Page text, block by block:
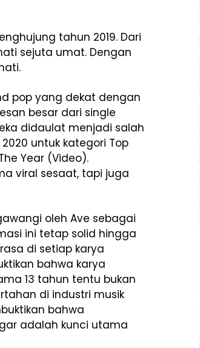
tahun 2019. Dari
sejuta umat. Dengan
pop yang dekat dengan
besar dari single
didaulat menjadi salah
2020 untuk kategori Top
Year (Video).
viral sesaat, tapi juga
oleh Ave sebagai
ini tetap solid hingga
di setiap karya
bahwa karya
13 tahun tentu bukan
di industri musik
bahwa
adalah kunci utama